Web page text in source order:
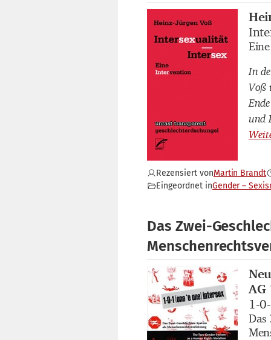
In
Voß
und
Rezensiert vonMartin Brandt
Eingeordnet inGender –
Das Zwei-
1-
Das